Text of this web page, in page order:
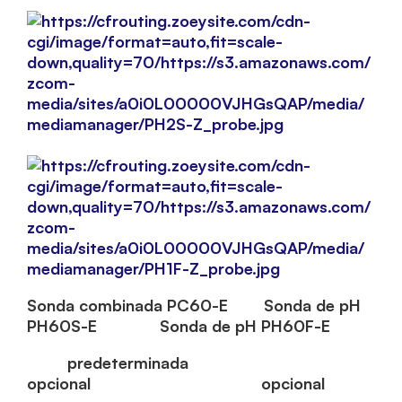
Sonda combinada PC60-E Sonda de pH
PH60S-E Sonda de pH PH60F-E
predeterminada
opcional opcional